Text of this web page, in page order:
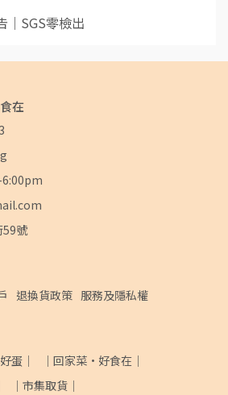
｜SGS零檢出
在
59號
退換貨政策 服務及隱私權
蛋｜
｜回家菜·好食在｜
｜市集取貨｜